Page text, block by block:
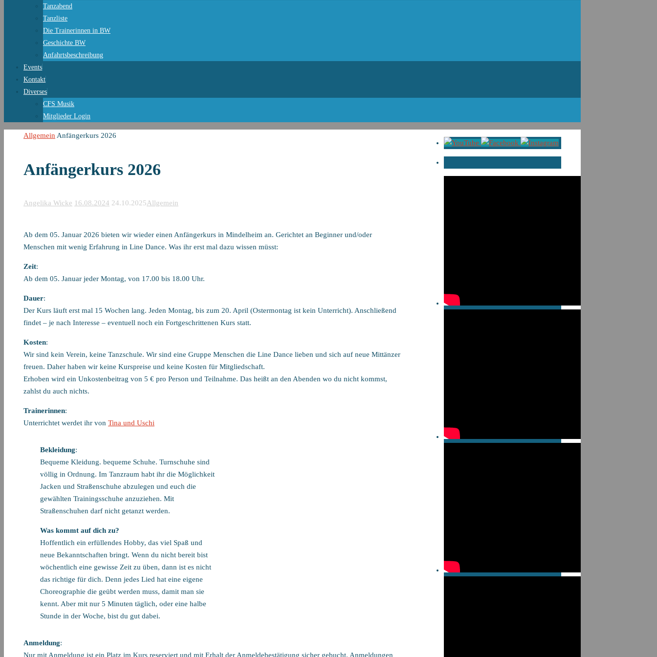
Tanzabend
Tanzliste
Die Trainerinnen in BW
Geschichte BW
Anfahrtsbeschreibung
Events
Kontakt
Diverses
CFS Musik
Mitglieder Login
Start
Allgemein Anfängerkurs 2026
Anfängerkurs 2026
Angelika Wicke 16.08.2024 24.10.2025Allgemein
Ab dem 05. Januar 2026 bieten wir wieder einen Anfängerkurs in Mindelheim an. Gerichtet an Beginner und/oder
Menschen mit wenig Erfahrung in Line Dance. Was ihr erst mal dazu wissen müsst:
Zeit:
Ab dem 05. Januar jeder Montag, von 17.00 bis 18.00 Uhr.
Dauer:
Der Kurs läuft erst mal 15 Wochen lang. Jeden Montag, bis zum 20. April (Ostermontag ist kein Unterricht). Anschließend
findet – je nach Interesse – eventuell noch ein Fortgeschrittenen Kurs statt.
Kosten:
Wir sind kein Verein, keine Tanzschule. Wir sind eine Gruppe Menschen die Line Dance lieben und sich auf neue Mittänzer
freuen. Daher haben wir keine Kurspreise und keine Kosten für Mitgliedschaft.
Erhoben wird ein Unkostenbeitrag von 5 € pro Person und Teilnahme. Das heißt an den Abenden wo du nicht kommst,
zahlst du auch nichts.
Trainerinnen:
Unterrichtet werdet ihr von Tina und Uschi
Bekleidung:
Bequeme Kleidung. bequeme Schuhe. Turnschuhe sind
völlig in Ordnung. Im Tanzraum habt ihr die Möglichkeit
Jacken und Straßenschuhe abzulegen und euch die
gewählten Trainingsschuhe anzuziehen. Mit
Straßenschuhen darf nicht getanzt werden.
Was kommt auf dich zu?
Hoffentlich ein erfüllendes Hobby, das viel Spaß und
neue Bekanntschaften bringt. Wenn du nicht bereit bist
wöchentlich eine gewisse Zeit zu üben, dann ist es nicht
das richtige für dich. Denn jedes Lied hat eine eigene
Choreographie die geübt werden muss, damit man sie
kennt. Aber mit nur 5 Minuten täglich, oder eine halbe
Stunde in der Woche, bist du gut dabei.
Anmeldung:
Nur mit Anmeldung ist ein Platz im Kurs reserviert und mit Erhalt der Anmeldebestätigung sicher gebucht. Anmeldungen